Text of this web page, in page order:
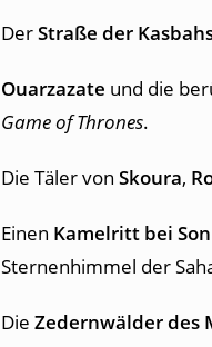
DerStraße der
Ouarzazate und die
Game of Thrones.
Die Täler von Skoura,
Einen Kamelritt bei
Sternenhimmel der
Die Zedernwälder des